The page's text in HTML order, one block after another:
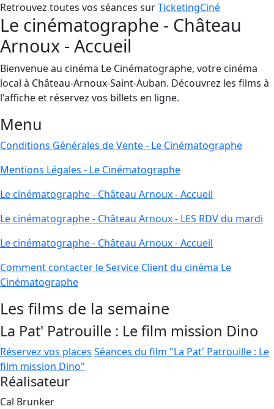
Retrouvez toutes vos séances surTicketingCiné
Le cinématographe - Château
Arnoux - Accueil
Bienvenue au cinéma Le Cinématographe, votre cinéma
local à Château-Arnoux-Saint-Auban. Découvrez les films à
l'affiche et réservez vos billets en ligne.
Menu
Conditions Générales de Vente - Le Cinématographe
Mentions Légales - Le Cinématographe
Le cinématographe - Château Arnoux - Accueil
Le cinématographe - Château Arnoux - LES RDV du mardi
Le cinématographe - Château Arnoux - Accueil
Comment contacter le Service Client du cinéma Le
Cinématographe
Les films de la semaine
La Pat' Patrouille : Le film mission Dino
Réservez vos places Séances du film "La Pat' Patrouille : Le
film mission Dino"
Réalisateur
Cal Brunker